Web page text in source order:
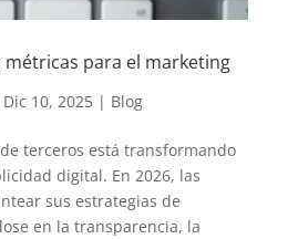
métricas para el marketing
Dic 10, 2025| Blog
terceros está transformando
digital. En 2026, las
sus estrategias de
en la transparencia, la